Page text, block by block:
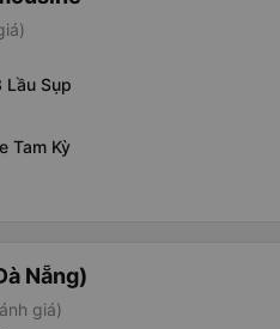
Lầu Sụp
Tam Kỳ
Nẵng)
giá)